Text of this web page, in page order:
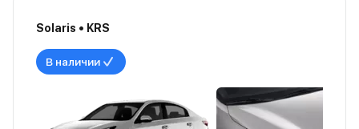
Solaris • KRS
В наличии